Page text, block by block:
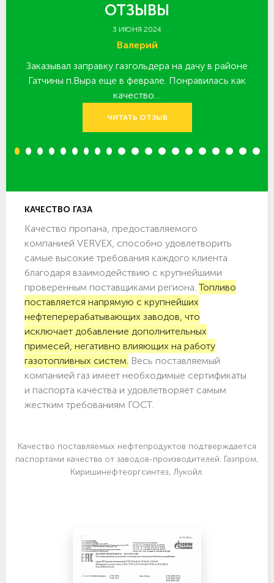
ОТЗЫВЫ
3 ИЮНЯ 2024
Валерий
Заказывал заправку газгольдера на дачу в районе
Гатчины п.Выра еще в феврале. Понравилась как
качество…
ЧИТАТЬ ОТЗЫВ
1 2 3 4 5 6 7 8 9 10 11 12 13 14 15 16 17 18 19 20
КАЧЕСТВО ГАЗА
Качество пропана, предоставляемого
компанией VERVEX, способно удовлетворить
самые высокие требования каждого клиента
благодаря взаимодействию с крупнейшими
проверенным поставщиками региона.Топливо
поставляется напрямую с крупнейших
нефтеперерабатывающих заводов, что
исключает добавление дополнительных
примесей, негативно влияющих на работу
газотопливных систем. Весь поставляемый
компанией газ имеет необходимые сертификаты
и паспорта качества и удовлетворяет самым
жестким требованиям ГОСТ.
Качество поставляемых нефтепродуктов подтверждается
паспортами качества от заводов-производителей: Газпром,
Киришинефтеоргсинтез, Лукойл.